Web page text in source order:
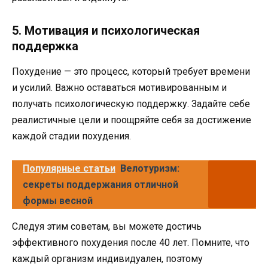
5. Мотивация и психологическая
поддержка
Похудение — это процесс, который требует времени
и усилий. Важно оставаться мотивированным и
получать психологическую поддержку. Задайте себе
реалистичные цели и поощряйте себя за достижение
каждой стадии похудения.
Популярные статьи Велотуризм:
секреты поддержания отличной
формы весной
Следуя этим советам, вы можете достичь
эффективного похудения после 40 лет. Помните, что
каждый организм индивидуален, поэтому